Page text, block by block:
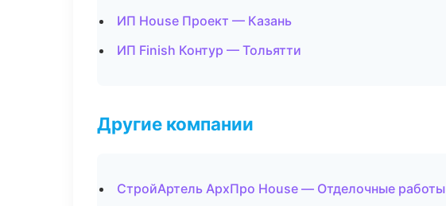
ИП House Проект — Казань
ИП Finish Контур — Тольятти
Другие компании
СтройАртель АрхПро House — Отделочные